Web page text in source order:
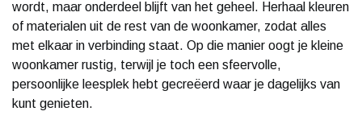
wordt, maar onderdeel blijft van het geheel. Herhaal kleuren
of materialen uit de rest van de woonkamer, zodat alles
met elkaar in verbinding staat. Op die manier oogt je kleine
woonkamer rustig, terwijl je toch een sfeervolle,
persoonlijke leesplek hebt gecreëerd waar je dagelijks van
kunt genieten.